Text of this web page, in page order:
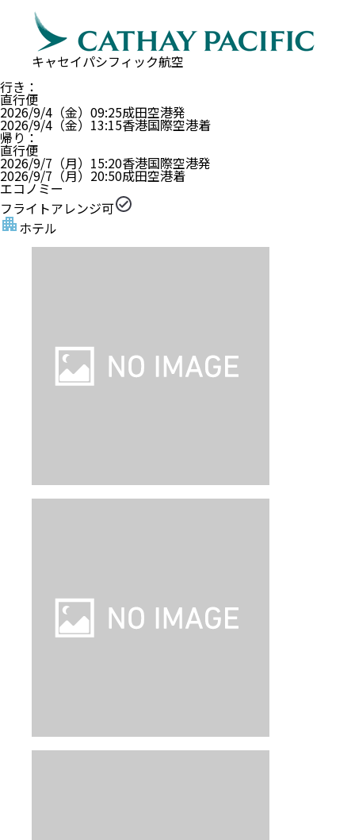
キャセイパシフィック航空
行き ：
直行便
2026/9/4（金） 09:25成田空港発
2026/9/4（金） 13:15香港国際空港着
帰り ：
直行便
2026/9/7（月） 15:20香港国際空港発
2026/9/7（月） 20:50成田空港着
エコノミー
フライトアレンジ可
ホテル